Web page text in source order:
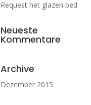
Request het glazen bed
Neueste
Kommentare
Archive
Dezember 2015